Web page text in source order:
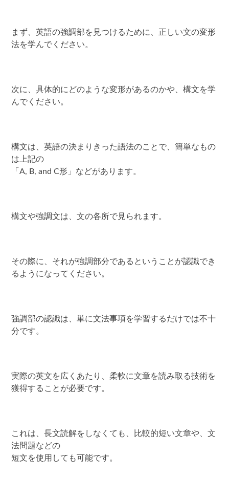
まず、英語の強調部を見つけるために、正しい文の変形
法を学んでください。
次に、具体的にどのような変形があるのかや、構文を学
んでください。
構文は、英語の決まりきった語法のことで、簡単なもの
は上記の
「A, B, and C形」などがあります。
構文や強調文は、文の各所で見られます。
その際に、それが強調部分であるということが認識でき
るようになってください。
強調部の認識は、単に文法事項を学習するだけでは不十
分です。
実際の英文を広くあたり、柔軟に文章を読み取る技術を
獲得することが必要です。
これは、長文読解をしなくても、比較的短い文章や、文
法問題などの
短文を使用しても可能です。